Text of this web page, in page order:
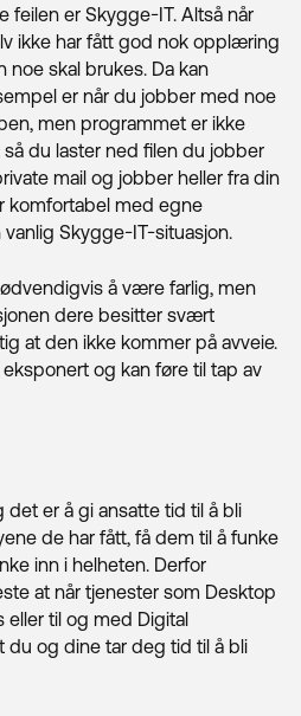
feilen er Skygge-IT. Altså når
ikke har fått god nok opplæring
noe skal brukes. Da kan
er når du jobber med noe
men programmet er ikke
du laster ned filen du jobber
mail og jobber heller fra din
komfortabel med egne
vanlig Skygge-IT-situasjon.
å være farlig, men
dere besitter svært
at den ikke kommer på avveie.
og kan føre til tap av
det er å gi ansatte tid til å bli
de har fått, få dem til å funke
inn i helheten. Derfor
at når tjenester som Desktop
eller til og med Digital
du og dine tar deg tid til å bli